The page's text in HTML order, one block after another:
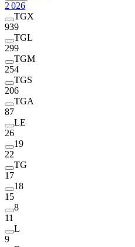
2 026
TGX
939
TGL
299
TGM
254
TGS
206
TGA
87
LE
26
19
22
TG
17
18
15
8
11
L
9